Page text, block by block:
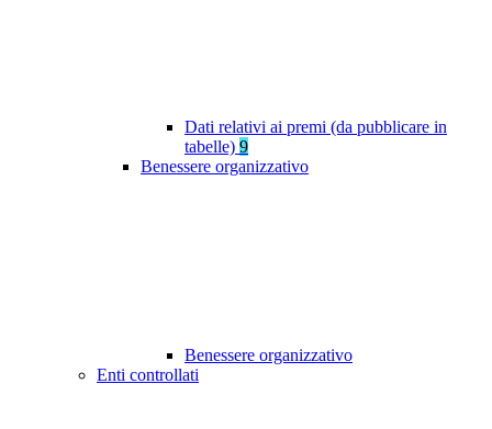
Dati relativi ai premi (da pubblicare in
tabelle) 9
Benessere organizzativo
Benessere organizzativo
Enti controllati